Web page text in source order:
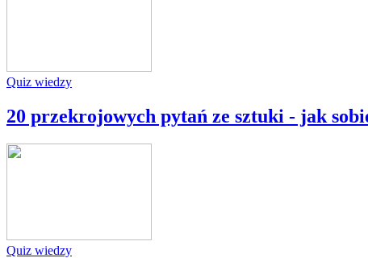
Quiz wiedzy
20 przekrojowych pytań ze sztuki - jak
Quiz wiedzy